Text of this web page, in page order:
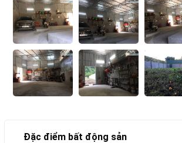
Đặc điểm bất động sản